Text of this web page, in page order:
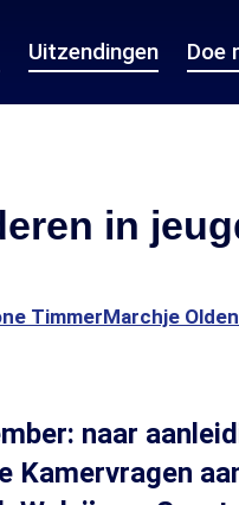
Uitzendingen Doe
in
TimmerMarchje
naar
Kamervragen